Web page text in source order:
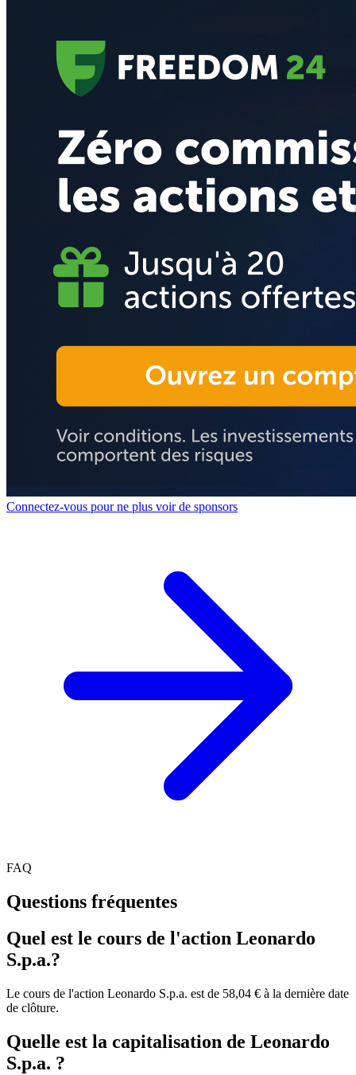
Connectez-vous pour ne plus voir de sponsors
FAQ
Questions fréquentes
Quel est le cours de l'action Leonardo
S.p.a.?
Le cours de l'action Leonardo S.p.a. est de 58,04 € à la dernière date
de clôture.
Quelle est la capitalisation de Leonardo
S.p.a. ?